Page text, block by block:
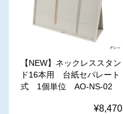
【NEW】ネックレススタン
ド16本用 台紙セパレート
式 1個単位 AO-NS-02
¥8,470